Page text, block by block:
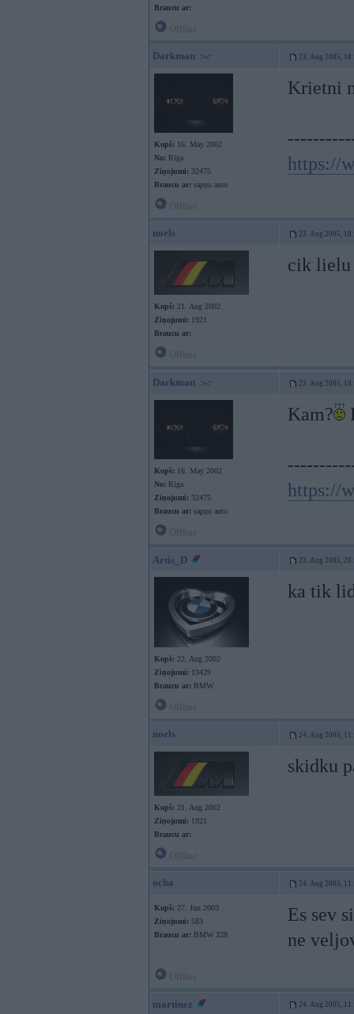
Braucu ar:
Darkman 23. Aug 2005,
Kopš: 16. May 2002
No: Rīga
Ziņojumi: 32475
Braucu ar: sapņu auto
Krietni
https://
noels 23. Aug 2005,
Kopš: 21. Aug 2002
Ziņojumi: 1921
Braucu ar:
cik lielu
Darkman 23. Aug 2005,
Kopš: 16. May 2002
No: Rīga
Ziņojumi: 32475
Braucu ar: sapņu auto
Kam?
https://
Artis_D 23. Aug 2005,
Kopš: 22. Aug 2002
Ziņojumi: 13429
Braucu ar: BMW
ka tik
noels 24. Aug 2005,
Kopš: 21. Aug 2002
Ziņojumi: 1921
Braucu ar:
skidku
ocha 24. Aug 2005,
Kopš: 27. Jun 2003
Ziņojumi: 583
Braucu ar: BMW 328
Es sev
ne
martinez 24. Aug 2005,